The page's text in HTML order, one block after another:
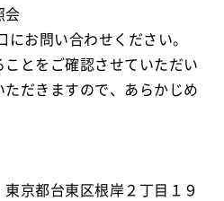
会
お問い合わせください。
とをご確認させていただい
だきますので、あらかじめ
都台東区根岸２丁目１９